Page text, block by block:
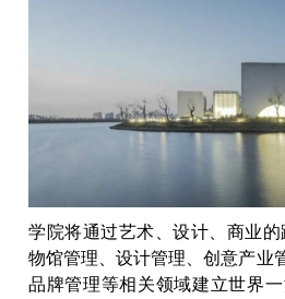
学院将通过艺术、设计、商业
物馆管理、设计管理、创意产业
品牌管理等相关领域建立世界